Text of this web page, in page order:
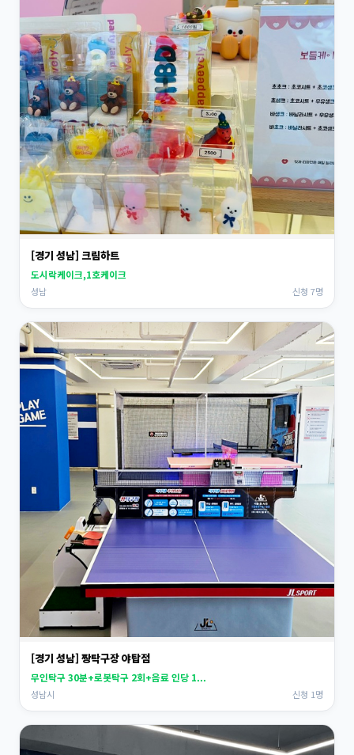
[경기 성남] 크림하트
도시락케이크,1호케이크
성남 신청 7명
[경기 성남] 짱탁구장 야탑점
무인탁구 30분+로봇탁구 2회+음료 인당 1...
성남시 신청 1명